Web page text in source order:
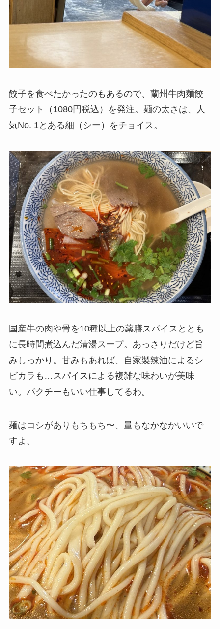
餃子を食べたかったのもあるので、蘭州牛肉麺餃
子セット（1080円税込）を発注。麺の太さは、人
気No. 1とある細（シー）をチョイス。
国産牛の肉や骨を10種以上の薬膳スパイスととも
に長時間煮込んだ清湯スープ。あっさりだけど旨
みしっかり。甘みもあれば、自家製辣油によるシ
ビカラも…スパイスによる複雑な味わいが美味
い。パクチーもいい仕事してるわ。
麺はコシがありもちもち〜、量もなかなかいいで
すよ。